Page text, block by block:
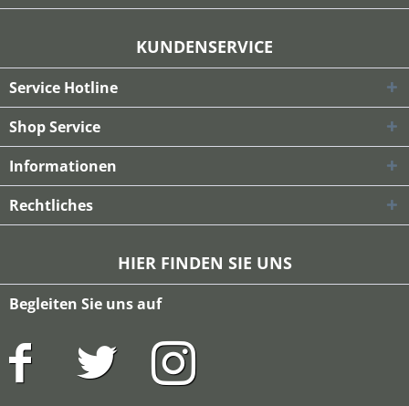
KUNDENSERVICE
Service Hotline
Shop Service
Informationen
Rechtliches
HIER FINDEN SIE UNS
Begleiten Sie uns auf